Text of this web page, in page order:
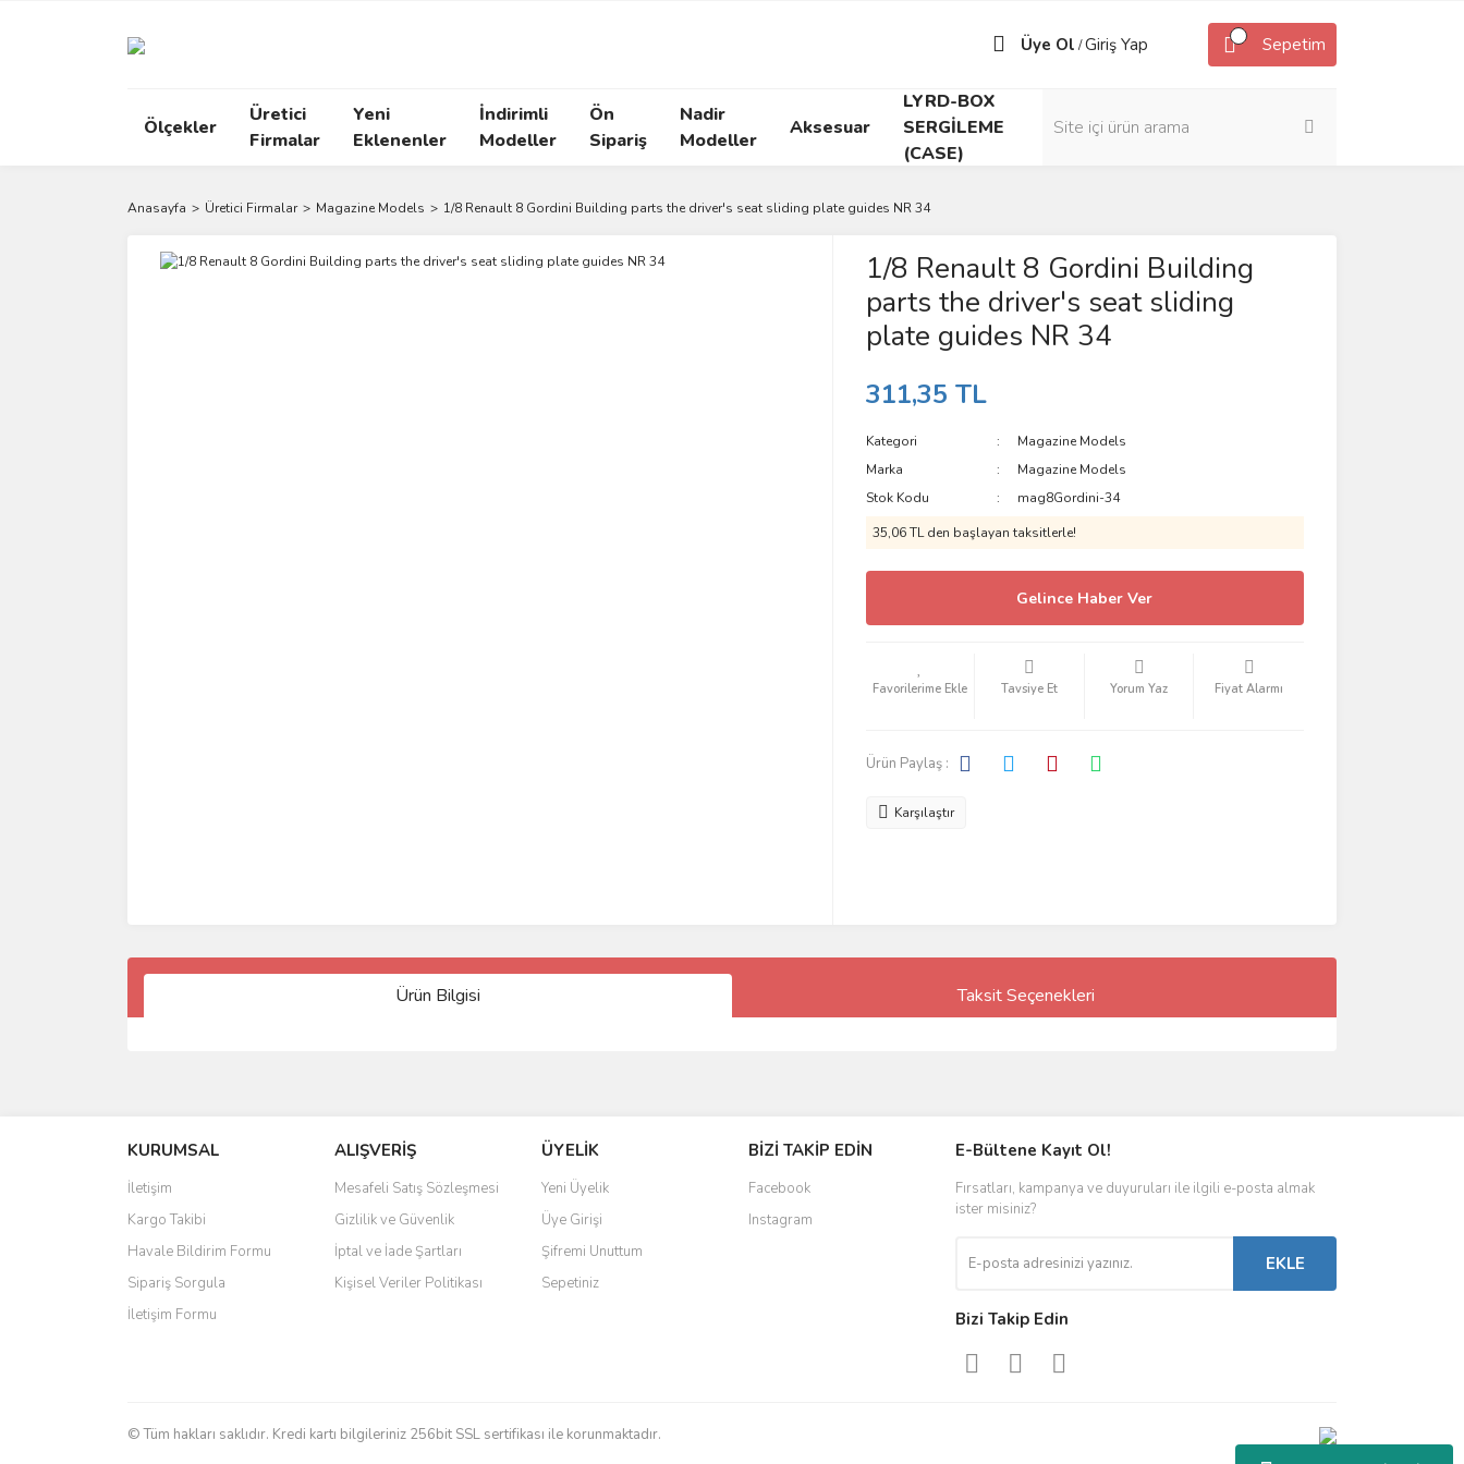
Üye Ol /Giriş Yap Sepetim
Ölçekler
Üretici
Firmalar
Yeni
Eklenenler
İndirimli
Modeller
Ön
Sipariş
Nadir
Modeller
Aksesuar
LYRD-BOX
SERGİLEME
(CASE)
Anasayfa Üretici Firmalar Magazine Models 1/8 Renault 8 Gordini Building parts the driver's seat sliding plate guides NR 34
1/8 Renault 8 Gordini Building
parts the driver's seat sliding
plate guides NR 34
311,35 TL
Kategori
Magazine Models
Marka
Magazine Models
Stok Kodu
mag8Gordini-34
35,06 TL den başlayan taksitlerle!
Gelince Haber Ver
Tavsiye Et Yorum Yaz Fiyat Alarmı
Ürün Paylaş :
Karşılaştır
Ürün Bilgisi Taksit Seçenekleri
KURUMSAL
İletişim
Kargo Takibi
Havale Bildirim Formu
Sipariş Sorgula
İletişim Formu
ALIŞVERİŞ
Mesafeli Satış Sözleşmesi
Gizlilik ve Güvenlik
İptal ve İade Şartları
Kişisel Veriler Politikası
ÜYELİK
Yeni Üyelik
Üye Girişi
Şifremi Unuttum
Sepetiniz
BİZİ TAKİP EDİN
Facebook
Instagram
E-Bültene Kayıt Ol!
Fırsatları, kampanya ve duyuruları ile ilgili e-posta almak
ister misiniz?
EKLE
Bizi Takip Edin
© Tüm hakları saklıdır. Kredi kartı bilgileriniz 256bit SSL sertifikası ile korunmaktadır.